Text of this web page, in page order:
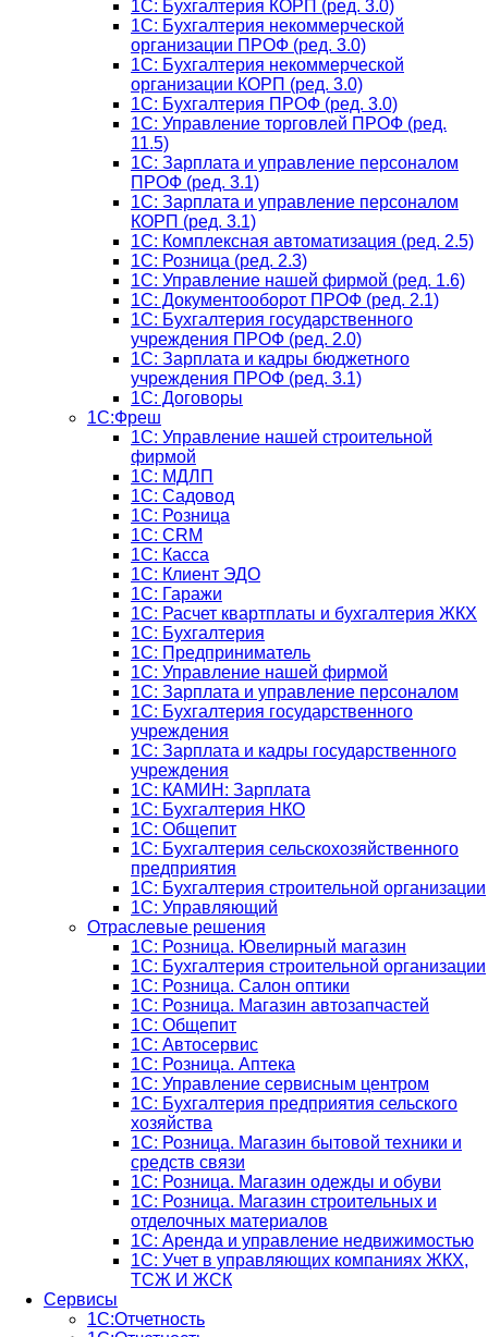
1C: Бухгалтерия КОРП (ред. 3.0)
1С: Бухгалтерия некоммерческой
организации ПРОФ (ред. 3.0)
1С: Бухгалтерия некоммерческой
организации КОРП (ред. 3.0)
1C: Бухгалтерия ПРОФ (ред. 3.0)
1C: Управление торговлей ПРОФ (ред.
11.5)
1C: Зарплата и управление персоналом
ПРОФ (ред. 3.1)
1C: Зарплата и управление персоналом
КОРП (ред. 3.1)
1C: Комплексная автоматизация (ред. 2.5)
1С: Розница (ред. 2.3)
1С: Управление нашей фирмой (ред. 1.6)
1С: Документооборот ПРОФ (ред. 2.1)
1C: Бухгалтерия государственного
учреждения ПРОФ (ред. 2.0)
1C: Зарплата и кадры бюджетного
учреждения ПРОФ (ред. 3.1)
1С: Договоры
1С:Фреш
1С: Управление нашей строительной
фирмой
1С: МДЛП
1С: Садовод
1С: Розница
1C: CRM
1C: Касса
1С: Клиент ЭДО
1С: Гаражи
1C: Расчет квартплаты и бухгалтерия ЖКХ
1C: Бухгалтерия
1C: Предприниматель
1C: Управление нашей фирмой
1C: Зарплата и управление персоналом
1C: Бухгалтерия государственного
учреждения
1C: Зарплата и кадры государственного
учреждения
1C: КАМИН: Зарплата
1C: Бухгалтерия НКО
1С: Общепит
1С: Бухгалтерия сельскохозяйст­венного
предприятия
1С: Бухгалтерия строительной организации
1С: Управляющий
Отраслевые решения
1С: Розница. Ювелирный магазин
1С: Бухгалтерия строительной организации
1С: Розница. Салон оптики
1С: Розница. Магазин автозапчастей
1C: Общепит
1С: Автосервис
1С: Розница. Аптека
1С: Управление сервисным центром
1С: Бухгалтерия предприятия сельского
хозяйства
1С: Розница. Магазин бытовой техники и
средств связи
1С: Розница. Магазин одежды и обуви
1С: Розница. Магазин строительных и
отделочных материалов
1С: Аренда и управление недвижимостью
1C: Учет в управляющих компаниях ЖКХ,
ТСЖ И ЖСК
Сервисы
1С:Отчетность